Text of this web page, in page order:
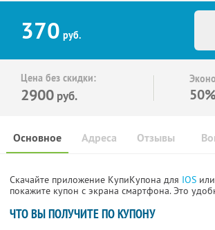
370 руб.
Цена без скидки:
2900 руб. 50%
Основное Отзывы
Адреса
Скачайте приложение КупиКупона для IOS или
покажите купон с экрана смартфона. Это
ЧТО ВЫ ПОЛУЧИТЕ ПО КУПОНУ